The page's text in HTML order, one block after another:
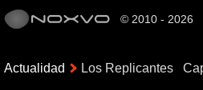
© 2010 - 2026
Actualidad Los Replicantes